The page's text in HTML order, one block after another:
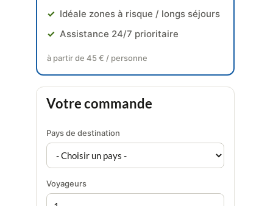
✓ Idéale zones à risque / longs séjours
✓ Assistance 24/7 prioritaire
à partir de 45 € / personne
Votre commande
Pays de destination
Voyageurs